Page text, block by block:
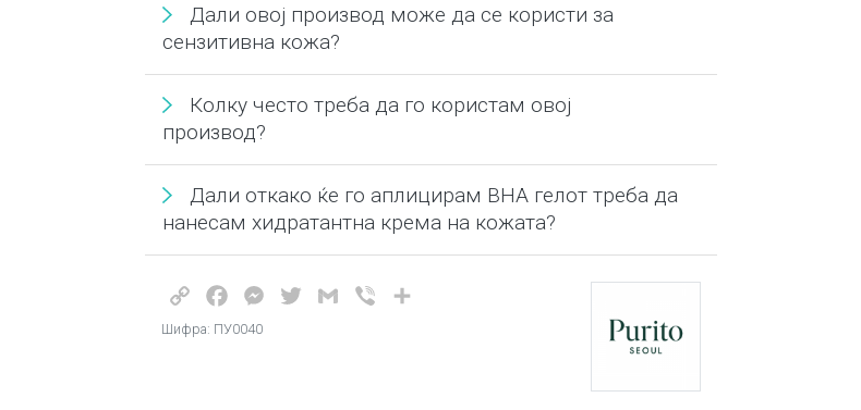
Дали овој производ може да се користи за
сензитивна кожа?
Колку често треба да го користам овој
производ?
Дали откако ќе го аплицирам BHA гелот треба да
нанесам хидратантна крема на кожата?
Copy
Link
FacebookMessenger
TwitterGmail Viber
Шифра: ПУ0040